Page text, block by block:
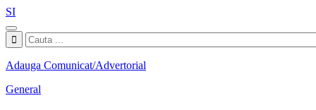
SI
Adauga Comunicat/Advertorial
General